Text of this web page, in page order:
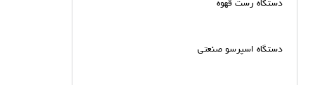
دستگاه رست قهوه
دستگاه اسپرسو صنعتی